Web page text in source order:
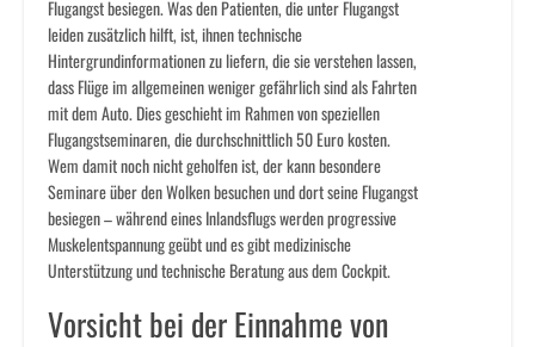
Flugangst besiegen. Was den Patienten, die unter Flugangst
leiden zusätzlich hilft, ist, ihnen technische
Hintergrundinformationen zu liefern, die sie verstehen lassen,
dass Flüge im allgemeinen weniger gefährlich sind als Fahrten
mit dem Auto. Dies geschieht im Rahmen von speziellen
Flugangstseminaren, die durchschnittlich 50 Euro kosten.
Wem damit noch nicht geholfen ist, der kann besondere
Seminare über den Wolken besuchen und dort seine Flugangst
besiegen – während eines Inlandsflugs werden progressive
Muskelentspannung geübt und es gibt medizinische
Unterstützung und technische Beratung aus dem Cockpit.
Vorsicht bei der Einnahme von